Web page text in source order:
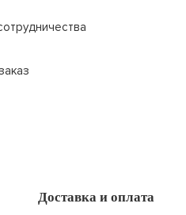
Доставка и оплата